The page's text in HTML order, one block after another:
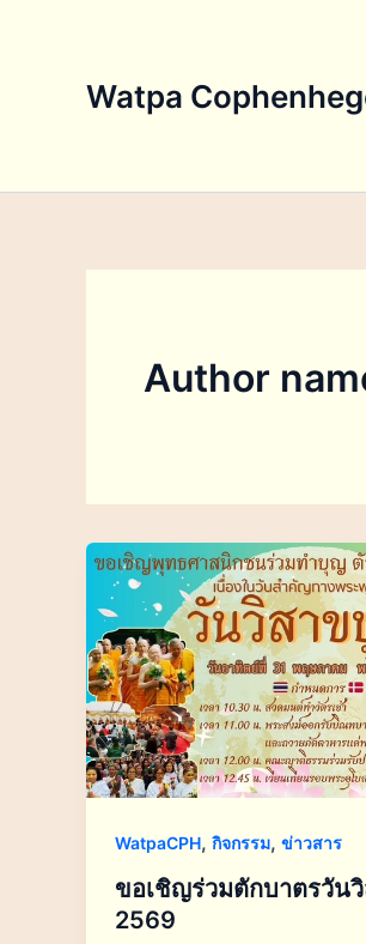
Watpa
Author
WatpaCPH, กิจกรรม, ข่าวสาร
ขอเชิญร่วมตักบาตรวัน
2569